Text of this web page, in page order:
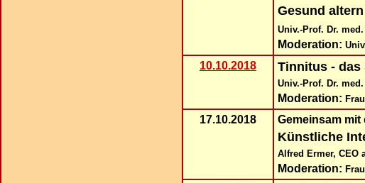
Gesund
Univ.-Prof. Dr.
Moderation:
10.10.2018 Tinnitus - das
Univ.-Prof. Dr.
Moderation:
17.10.2018 Gemeinsam
Künstliche
Alfred Ermer, CEO
Moderation: